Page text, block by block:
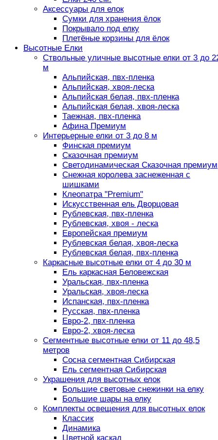
Аксессуары для елок
Сумки для хранения ёлок
Покрывало под елку
Плетёные корзины для ёлок
Высотные Елки
Ствольные уличные высотные елки от 3 до
м
Альпийская, пвх-пленка
Альпийская, хвоя-леска
Альпийская белая, пвх-пленка
Альпийская белая, хвоя-леска
Таежная, пвх-пленка
Афина Премиум
Интерьерные елки от 3 до 8 м
Финская премиум
Сказочная премиум
Светодинамическая Сказочная премиум
Снежная королева заснеженная с
шишками
Клеопатра "Premium"
Искусственная ель Дворцовая
Рублевская, пвх-пленка
Рублевская, хвоя - леска
Европейская премиум
Рублевская белая, хвоя-леска
Рублевская белая, пвх-пленка
Каркасные высотные елки от 4 до 30 м
Ель каркасная Беловежская
Уральская, пвх-пленка
Уральская, хвоя-леска
Испанская, пвх-пленка
Русская, пвх-пленка
Евро-2, пвх-пленка
Евро-2, хвоя-леска
Сегментные высотные елки от 11 до 48,5
метров
Сосна сегментная Сибирская
Ель сегментная Сибирская
Украшения для высотных елок
Большие световые снежинки на елку
Большие шары на елку
Комплекты освещения для высотных елок
Классик
Динамика
Цветной каскад